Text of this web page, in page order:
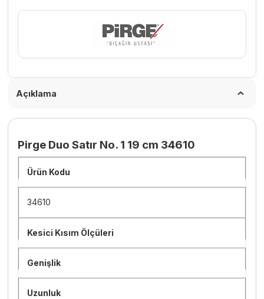
Açıklama
Pirge Duo Satır No. 1 19 cm 34610
Ürün Kodu
34610
Kesici Kısım Ölçüleri
Genişlik
Uzunluk